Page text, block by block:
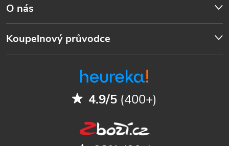
O nás
Koupelnový průvodce
4.9/5 (400+)